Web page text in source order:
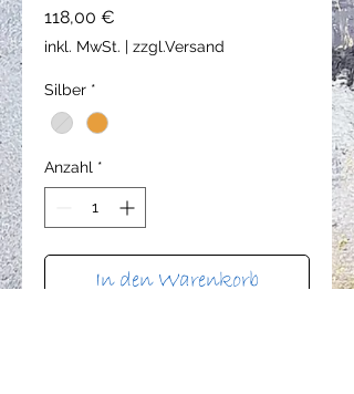
118,00 €
inkl. MwSt. | zzgl.Versand
Silber *
Anzahl *
In den Warenkorb